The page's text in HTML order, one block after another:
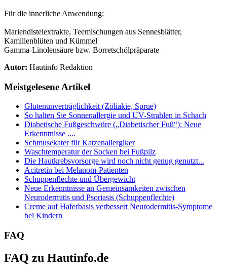
Für die innerliche Anwendung:
Mariendistelextrakte, Teemischungen aus Sennesblätter,
Kamillenblüten und Kümmel
Gamma-Linolensäure bzw. Borretschölpräparate
Autor: Hautinfo Redaktion
Meistgelesene Artikel
Glutenunverträglichkeit (Zöliakie, Sprue)
So halten Sie Sonnenallergie und UV-Strahlen in Schach
Diabetische Fußgeschwüre („Diabetischer Fuß“): Neue
Erkenntnisse ....
Schmusekater für Katzenallergiker
Waschtemperatur der Socken bei Fußpilz
Die Hautkrebsvorsorge wird noch nicht genug genutzt...
Acitretin bei Melanom-Patienten
Schuppenflechte und Übergewicht
Neue Erkenntnisse an Gemeinsamkeiten zwischen
Neurodermitis und Psoriasis (Schuppenflechte)
Creme auf Haferbasis verbessert Neurodermitis-Symptome
bei Kindern
FAQ
FAQ zu Hautinfo.de